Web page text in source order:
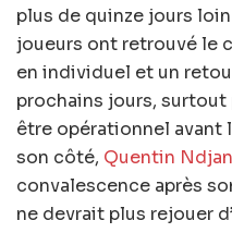
plus de quinze jours
joueurs ont retrouvé le
en individuel et un
prochains jours,
être opérationnel avant
son côté, Quentin
convalescence après
ne devrait plus rejouer